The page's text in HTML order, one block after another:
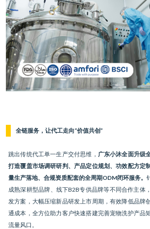
全链服务，让代工走向“价值共创”
跳出传统代工单一生产交付思维， 广东小沐全面升级
打造覆盖市场调研研判、产品定位规划、功效配方定
量生产落地、合规资质配套的全周期ODM闭环服务。
成熟深耕型品牌、线下B2B专供品牌等不同合作主体
发方案，大幅压缩新品研发上市周期，有效降低品牌
通成本，全方位助力客户快速搭建完善宠物洗护产品
流量风口。